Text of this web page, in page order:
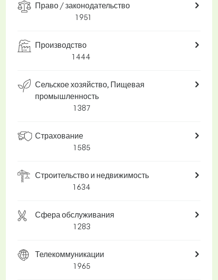
Право / законодательство
1 951
Производство
1 444
Сельское хозяйство, Пищевая
промышленность
1 387
Страхование
1 585
Строительство и недвижимость
1 634
Сфера обслуживания
1 283
Телекоммуникации
1 965